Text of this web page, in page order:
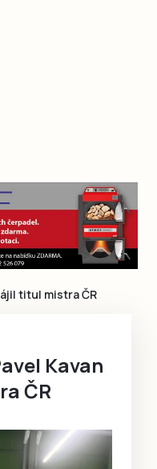
titul mistra ČR
Kavan
ČR